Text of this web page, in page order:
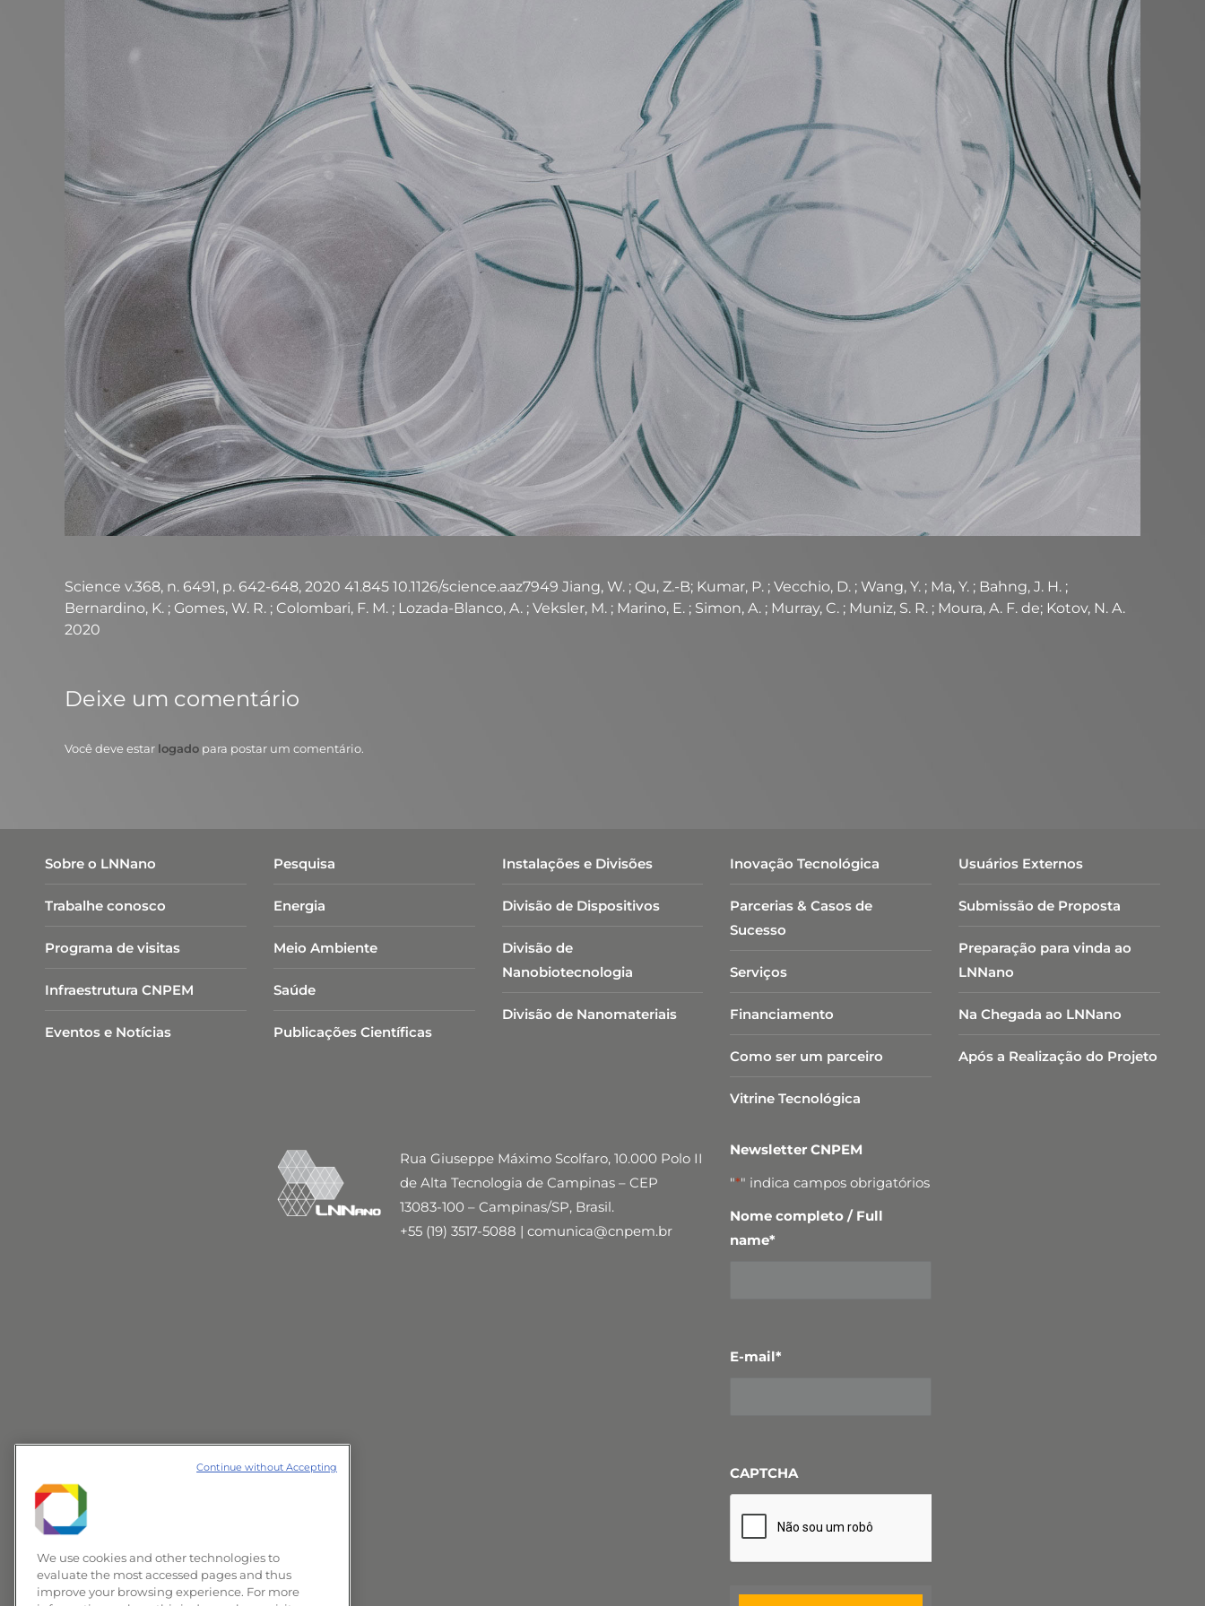
Science v.368, n. 6491, p. 642-648, 2020 41.845 10.1126/science.aaz7949 Jiang, W. ; Qu, Z.-B; Kumar, P. ; Vecchio, D. ; Wang, Y. ; Ma, Y. ; Bahng, J. H. ;
Bernardino, K. ; Gomes, W. R. ; Colombari, F. M. ; Lozada-Blanco, A. ; Veksler, M. ; Marino, E. ; Simon, A. ; Murray, C. ; Muniz, S. R. ; Moura, A. F. de; Kotov, N. A.
2020
Deixe um comentário
Você deve estar logado para postar um comentário.
Sobre o LNNano
Trabalhe conosco
Programa de visitas
Infraestrutura CNPEM
Eventos e Notícias
Pesquisa
Energia
Meio Ambiente
Saúde
Publicações Científicas
Instalações e Divisões
Divisão de Dispositivos
Divisão de
Nanobiotecnologia​
Divisão de Nanomateriais
Inovação Tecnológica
Parcerias & Casos de
Sucesso
Serviços
Financiamento
Como ser um parceiro
Vitrine Tecnológica
Usuários Externos
Submissão de Proposta
Preparação para vinda ao
LNNano
Na Chegada ao LNNano
Após a Realização do Projeto
Rua Giuseppe Máximo Scolfaro, 10.000 Polo II
de Alta Tecnologia de Campinas – CEP
13083-100 – Campinas/SP, Brasil.
+55 (19) 3517-5088 | comunica@cnpem.br
Newsletter CNPEM
"*" indica campos obrigatórios
Nome completo / Full
name*
E-mail*
CAPTCHA
We use cookies and other technologies to
evaluate the most accessed pages and thus
improve your browsing experience. For more
Continue without Accepting